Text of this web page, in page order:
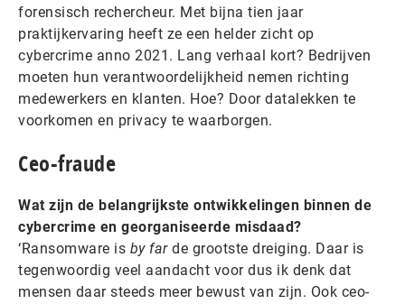
forensisch rechercheur. Met bijna tien jaar
praktijkervaring heeft ze een helder zicht op
cybercrime anno 2021. Lang verhaal kort? Bedrijven
moeten hun verantwoordelijkheid nemen richting
medewerkers en klanten. Hoe? Door datalekken te
voorkomen en privacy te waarborgen.
Ceo-fraude
Wat zijn de belangrijkste ontwikkelingen binnen de
cybercrime en georganiseerde misdaad?
‘Ransomware is by farde grootste dreiging. Daar is
tegenwoordig veel aandacht voor dus ik denk dat
mensen daar steeds meer bewust van zijn. Ook ceo-